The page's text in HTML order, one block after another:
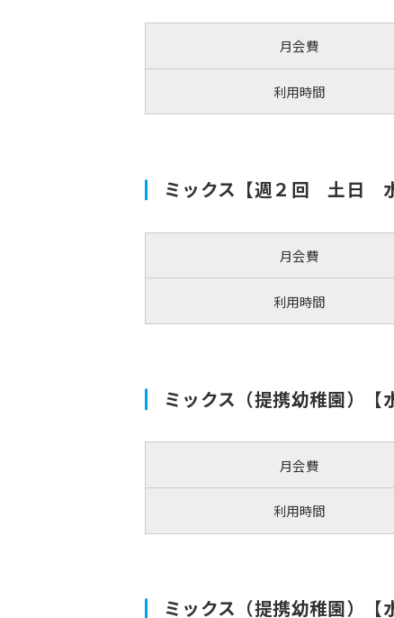
月会費
利用時間
ミックス【週２回 土日 水
月会費
利用時間
ミックス（提携幼稚園）【
月会費
利用時間
ミックス（提携幼稚園）【